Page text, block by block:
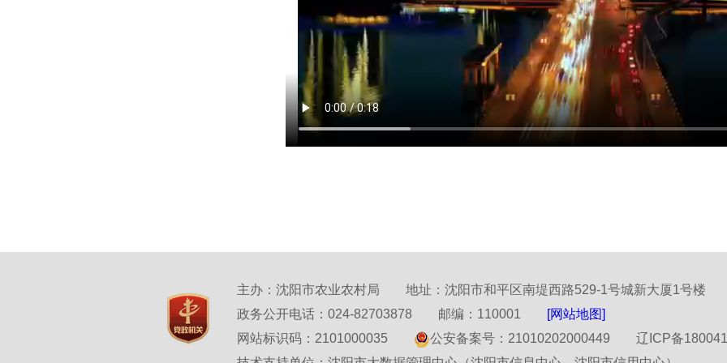
主办：沈阳市农业农村局 地址：沈阳市和平区南堤西路529-1号城新大厦1号楼
政务公开电话：024-82703878 邮编：110001
[网站地图]
网站标识码：2101000035
公安备案号：21010202000449
辽ICP备